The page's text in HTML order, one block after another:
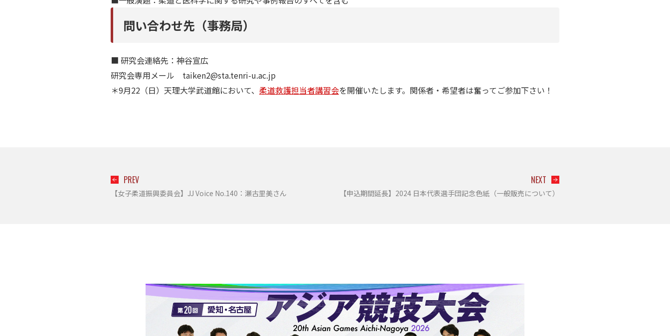
問い合わせ先（事務局）
■ 研究会連絡先：神谷宣広
研究会専用メール taiken2@sta.tenri-u.ac.jp
＊9月22（日）天理大学武道館において、 柔道救護担当者講習会を開催いたします。関係者・希望者は奮ってご参加下さい！
PREV
【女子柔道振興委員会】JJ Voice No.140：瀬古里美さん
NEXT
【申込期間延長】2024 日本代表選手団記念色紙（一般販売について）